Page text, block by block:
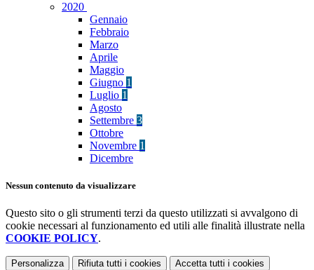
2020
Gennaio
Febbraio
Marzo
Aprile
Maggio
Giugno 1
Luglio 1
Agosto
Settembre 3
Ottobre
Novembre 1
Dicembre
Nessun contenuto da visualizzare
Questo sito o gli strumenti terzi da questo utilizzati si avvalgono di
cookie necessari al funzionamento ed utili alle finalità illustrate nella
COOKIE POLICY.
Personalizza Rifiuta tutti i cookies Accetta tutti i cookies